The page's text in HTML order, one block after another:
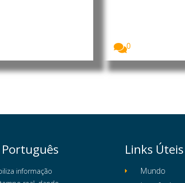
0
informação
Links Úteis
Mundo